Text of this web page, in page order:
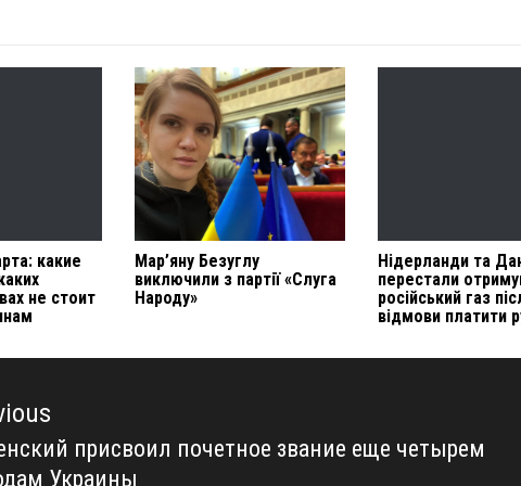
какие
не стоит
Мар’яну Безуглу
виключили з партії «Слуга
Народу»
Нідерланди та
перестали
російський газ
відмови платити
присвоил почетное звание еще четырем
Украины